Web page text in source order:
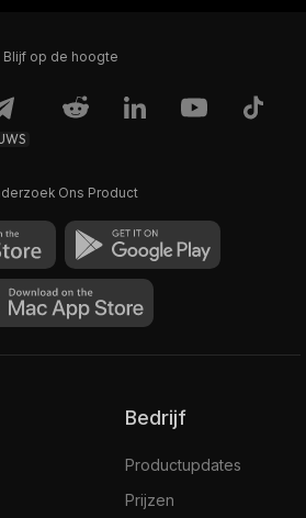
Blijf op de hoogte
Ons Product
Bedrijf
Productupdates
Prijzen